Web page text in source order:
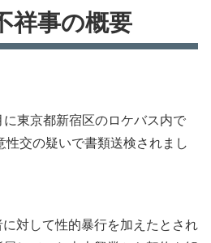
祥事の概要
東京都新宿区のロケバス内で
交の疑いで書類送検されまし
対して性的暴行を加えたとされ